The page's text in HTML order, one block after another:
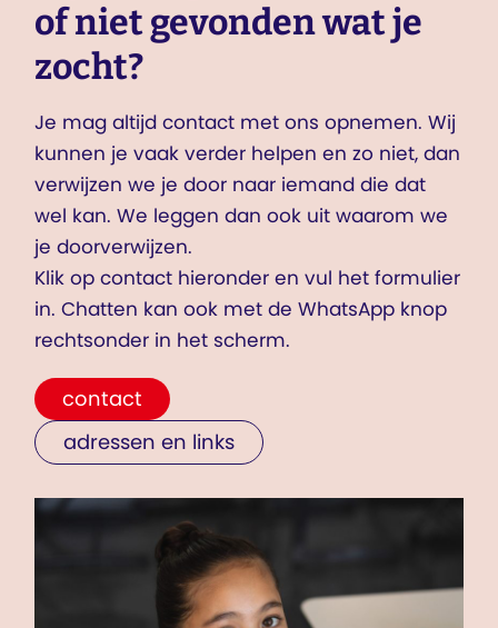
of niet gevonden wat je
zocht?
Je mag altijd contact met ons opnemen. Wij
kunnen je vaak verder helpen en zo niet, dan
verwijzen we je door naar iemand die dat
wel kan. We leggen dan ook uit waarom we
je doorverwijzen.
Klik op contact hieronder en vul het formulier
in. Chatten kan ook met de WhatsApp knop
rechtsonder in het scherm.
contact
adressen en links